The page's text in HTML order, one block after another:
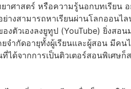
ศาสตร์ หรือความรู้นอกบทเรียน
างสามารถหาเรียนผ่านโลกออนไ
ตัวเองลงยูทูป (YouTube) ยิ่งสอ
ำกัดอายุทั้งผู้เรียนและผู้สอน มีคน
ได้จากการเป็นติวเตอร์สอนพิเศษ